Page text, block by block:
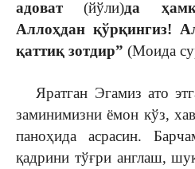
адоват(йўли)да
Аллоҳдан қўрқингиз!
қаттиқ зотдир” (Моида
Яратган Эгамиз ато
заминимизни ёмон кўз,
паноҳида асрасин.
қадрини тўғри англаш,